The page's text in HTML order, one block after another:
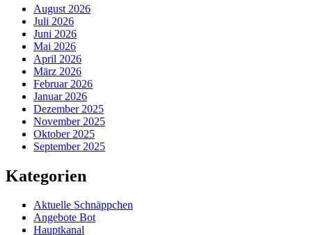
August 2026
Juli 2026
Juni 2026
Mai 2026
April 2026
März 2026
Februar 2026
Januar 2026
Dezember 2025
November 2025
Oktober 2025
September 2025
Kategorien
Aktuelle Schnäppchen
Angebote Bot
Hauptkanal